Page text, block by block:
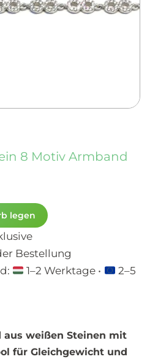
8 Motiv Armband
legen
Bestellung
1–2 Werktage •
2–5
aus weißen Steinen mit
für Gleichgewicht und